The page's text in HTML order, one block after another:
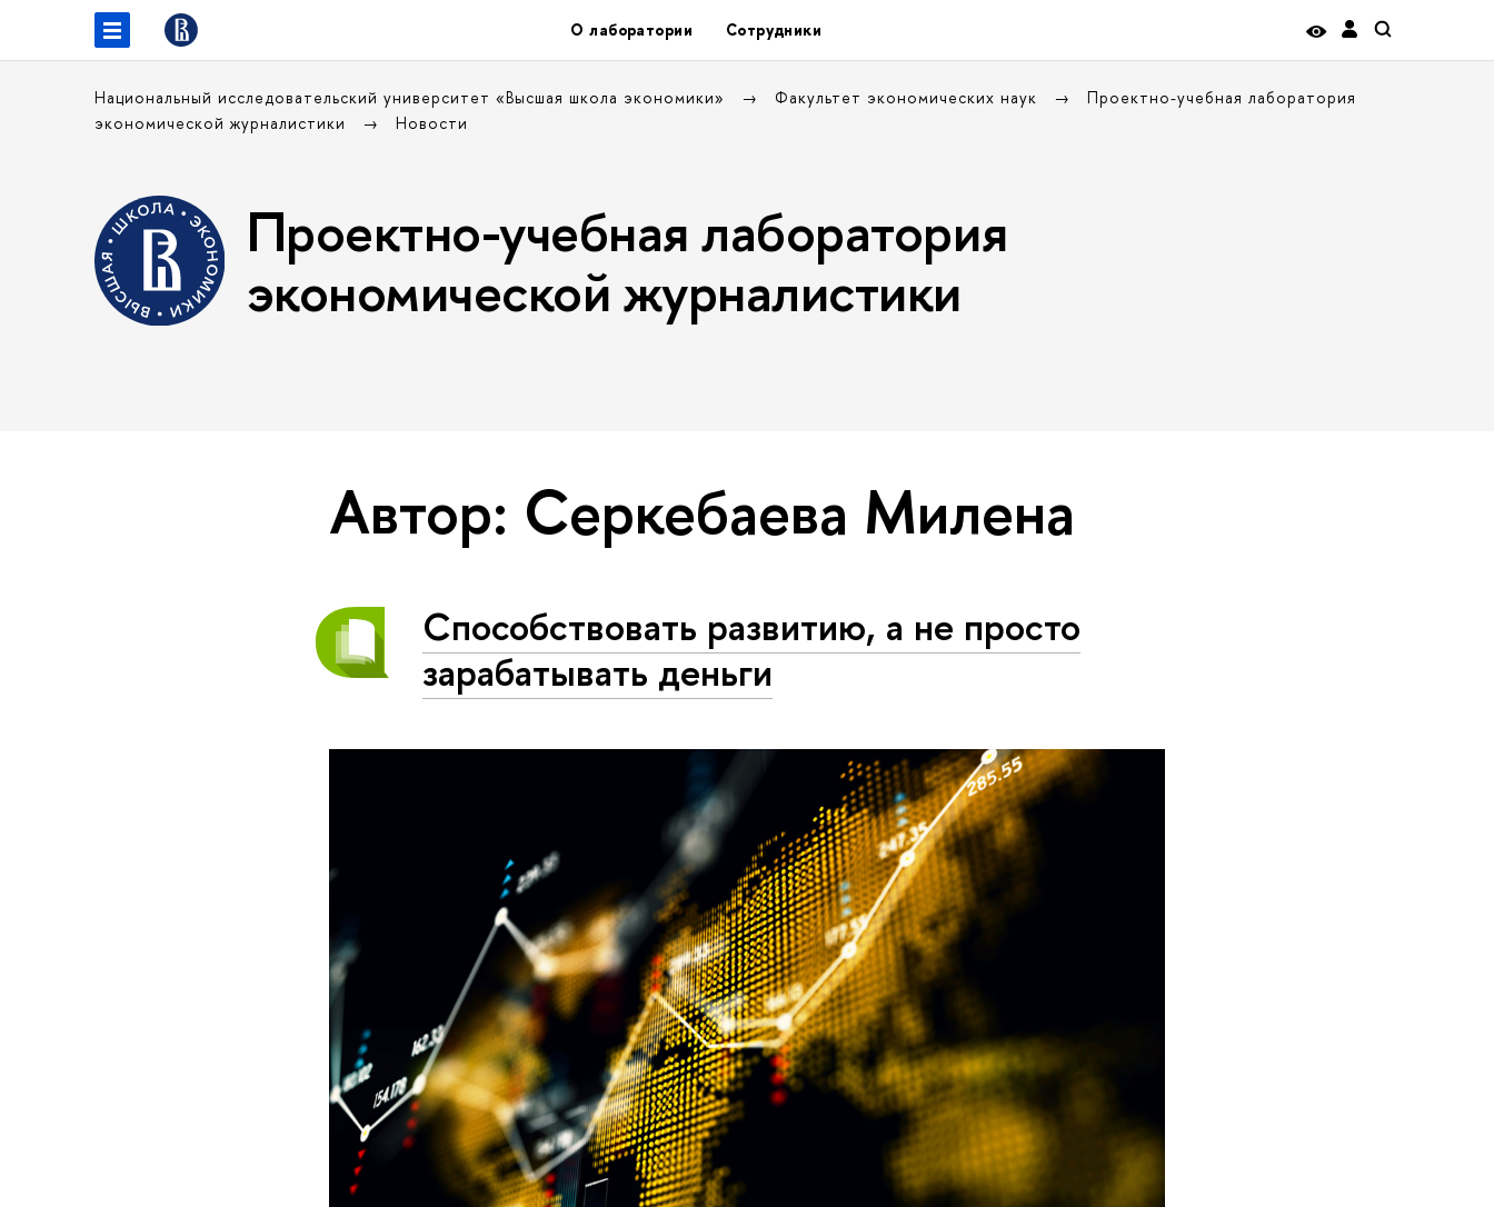
О лаборатории Сотрудники
Национальный исследовательский университет «Высшая школа экономики» Факультет экономических наук
Проектно-учебная лаборатория
экономической журналистики
Новости
Проектно-учебная лаборатория
экономической журналистики
Автор: Серкебаева Милена
Способствовать развитию, а не просто
зарабатывать деньги